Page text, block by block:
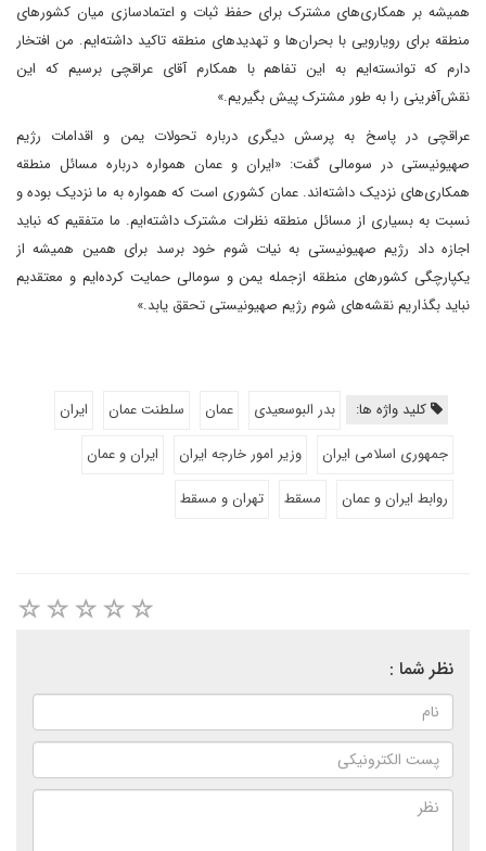
همیشه بر همکاری‌های مشترک برای حفظ ثبات و اعتمادسازی میان کشورهای
منطقه برای رویارویی با بحران‌ها و تهدیدهای منطقه تاکید داشته‌ایم. من افتخار
دارم که توانسته‌ایم به این تفاهم با همکارم آقای عراقچی برسیم که این
نقش‌آفرینی را به طور مشترک پیش بگیریم.»
عراقچی در پاسخ به پرسش دیگری درباره تحولات یمن و اقدامات رژیم
صهیونیستی در سومالی گفت: «ایران و عمان همواره درباره مسائل منطقه
همکاری‌های نزدیک داشته‌اند. عمان کشوری است که همواره به ما نزدیک بوده و
نسبت به بسیاری از مسائل منطقه نظرات مشترک داشته‌ایم. ما متفقیم که نباید
اجازه داد رژیم صهیونیستی به نیات شوم خود برسد برای همین همیشه از
یکپارچگی کشورهای منطقه ازجمله یمن و سومالی حمایت کرده‌ایم و معتقدیم
نباید بگذاریم نقشه‌های شوم رژیم صهیونیستی تحقق یابد.»
کلید واژه ها: بدر البوسعیدی عمان سلطنت عمان
ایران
جمهوری اسلامی ایران
وزیر امور خارجه ایران
ایران و عمان
روابط ایران و عمان
مسقط تهران و مسقط
نظر شما :